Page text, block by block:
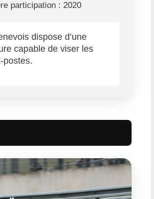
participation : 2020
dispose d’une
capable de viser les
postes.